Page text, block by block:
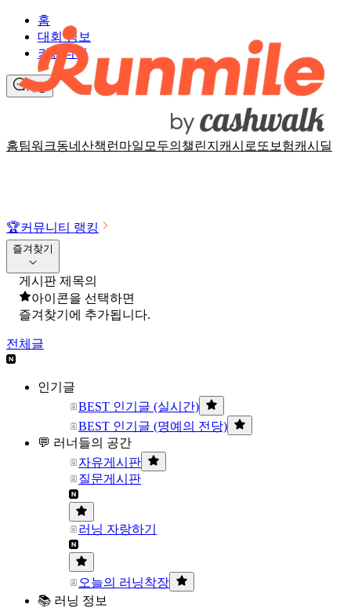
홈팀워크동네산책 런마일 모두의챌린지 캐시로또 보험캐시딜
홈
대회 정보
커뮤니티
채팅
🏆커뮤니티 랭킹
즐겨찾기
게시판 제목의
아이콘을 선택하면
즐겨찾기에 추가됩니다.
전체글
인기글
BEST 인기글 (실시간)
BEST 인기글 (명예의 전당)
💬 러너들의 공간
자유게시판
질문게시판
러닝 자랑하기
오늘의 러닝착장
📚 러닝 정보